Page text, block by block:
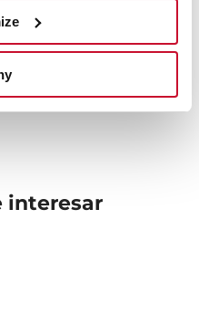
interesar